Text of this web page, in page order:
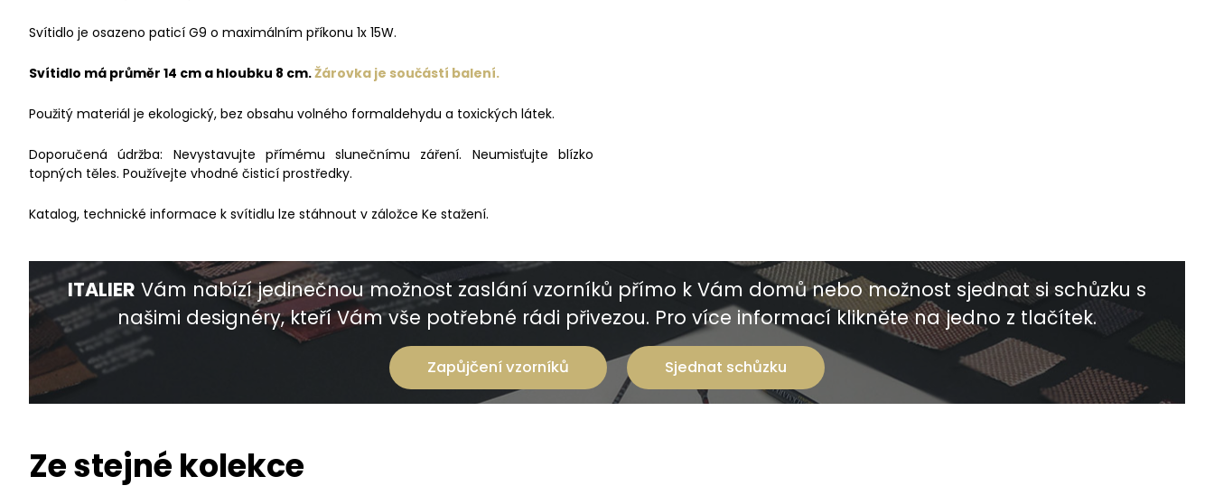
Svítidlo je osazeno paticí G9 o maximálním příkonu 1x 15W.
Svítidlo má průměr 14 cm a hloubku 8 cm.Žárovka je součástí balení.
Použitý materiál je ekologický, bez obsahu volného formaldehydu a toxických látek.
Doporučená údržba: Nevystavujte přímému slunečnímu záření. Neumisťujte blízko
topných těles. Používejte vhodné čisticí prostředky.
Katalog, technické informace k svítidlu lze stáhnout v záložce Ke stažení.
ITALIER Vám nabízí jedinečnou možnost zaslání vzorníků přímo k Vám domů nebo možnost sjednat si schůzku s
našimi designéry, kteří Vám vše potřebné rádi přivezou. Pro více informací klikněte na jedno z tlačítek.
Zapůjčení vzorníků Sjednat schůzku
Ze stejné kolekce